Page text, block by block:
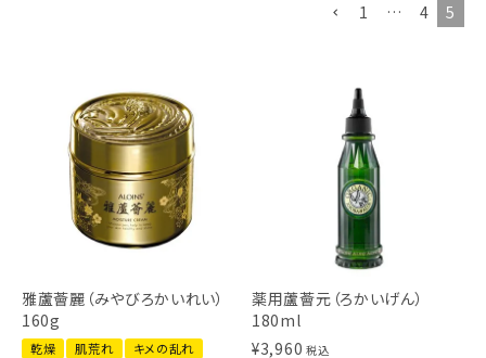
1
… 4 5
雅蘆薈麗（みやびろかいれい）
160g
乾燥 肌荒れ
キメの乱れ
薬用蘆薈元（ろかいげん）
180ml
¥3,960 税込